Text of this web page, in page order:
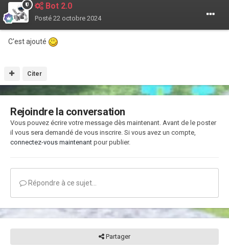
Bot 2.0
Posté 22 octobre 2024
C'est ajouté
Citer
Rejoindre la conversation
Vous pouvez écrire votre message dès maintenant. Avant de le poster
il vous sera demandé de vous inscrire. Si vous avez un compte,
connectez-vous maintenant pour publier.
Répondre à ce sujet…
Partager